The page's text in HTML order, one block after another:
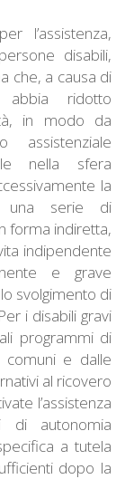
l’assistenza,
disabili,
che, a causa di
abbia ridotto
in modo da
assistenziale
nella sfera
la
una serie di
forma indiretta,
indipendente
e grave
svolgimento di
i disabili gravi
programmi di
comuni e dalle
al ricovero
l’assistenza
di autonomia
a tutela
dopo la